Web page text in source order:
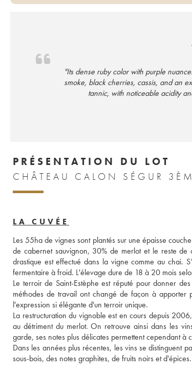
"Its dense ruby color with purple
smoke, black cherries, cassis, and an
tannic, with noticeable acidity
PRÉSENTATION DU LOT
CHÂTEAU CALON SÉGUR
LA CUVÉE
Les 55ha de vignes sont plantés sur une épaisse
de cabernet sauvignon, 30% de merlot et le reste de
drastique est effectué dans la vigne comme au chai.
fermentaire à froid. L'élevage dure de 18 à 20 mois
Le terroir de Saint-Estèphe est réputé pour donner
méthodes de travail ont changé de façon à apporter
l'expression si élégante d'un terroir unique.
La restructuration du vignoble est en cours depuis
au détriment du merlot. On retrouve ainsi dans les
garde, ses notes plus délicates permettent cependant
Dans les années plus récentes, les vins se distinguent